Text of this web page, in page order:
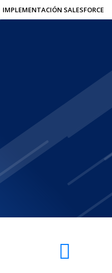
IMPLEMENTACIÓN SALESFORCE